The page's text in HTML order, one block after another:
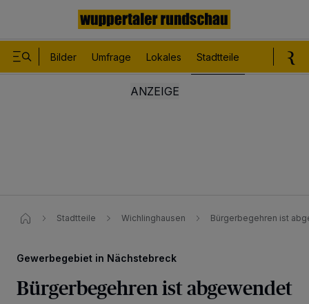
Bilder Umfrage Lokales Stadtteile
Stadtteile Wichlinghausen Bürgerbegehren ist
Gewerbegebiet in Nächstebreck
Bürgerbegehren ist abgewendet